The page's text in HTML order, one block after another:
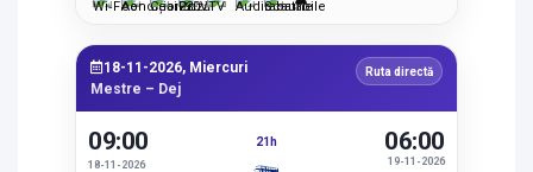
18-11-2026, Miercuri
Mestre – Dej
Ruta directă
09:00
18-11-2026
21h
19-11-2026
06:00